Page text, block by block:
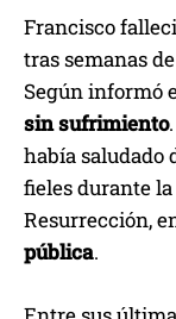
Francisco
tras semanas
Según informó
sin sufrimiento
había saludado
fieles durante
Resurrección,
pública.